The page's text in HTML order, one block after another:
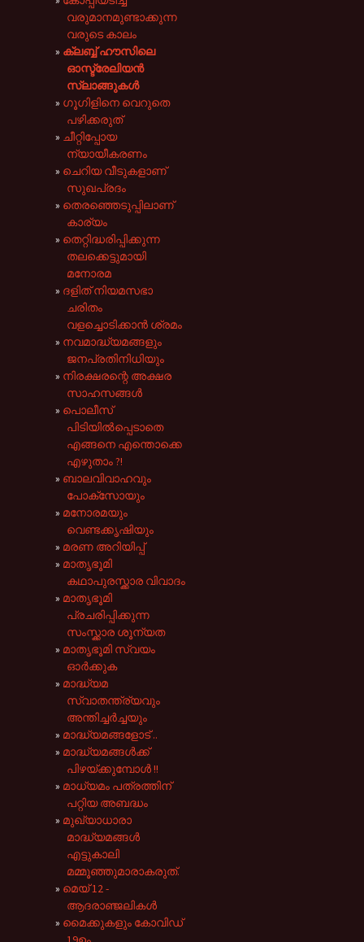
വരുമാനമുണ്ടാക്കുന്ന
വരുടെ കാലം
ക്ലബ്ബ് ഹൗസിലെ
ഓസ്ട്രേലിയൻ
സ്ലാങ്ങുകൾ
ഗൂഗിളിനെ വെറുതെ
പഴിക്കരുത്
ചീറ്റിപ്പോയ
ന്യായീകരണം
ചെറിയ വീടുകളാണ്
സുഖപ്രദം
തെരഞ്ഞെടുപ്പിലാണ്
കാര്യം
തെറ്റിദ്ധരിപ്പിക്കുന്ന
തലക്കെട്ടുമായി
മനോരമ
ദളിത് നിയമസഭാ
ചരിതം
വളച്ചൊടിക്കാൻ ശ്രമം
നവമാദ്ധ്യമങ്ങളും
ജനപ്രതിനിധിയും
നിരക്ഷരന്റെ അക്ഷര
സാഹസങ്ങൾ
പൊലീസ്
പിടിയിൽപ്പെടാതെ
എങ്ങനെ എന്തൊക്കെ
എഴുതാം ?!
ബാലവിവാഹവും
പോക്സോയും
മനോരമയും
വെണ്ടക്കൃഷിയും
മരണ അറിയിപ്പ്
മാതൃഭൂമി
കഥാപുരസ്ക്കാര വിവാദം
മാതൃഭൂമി
പ്രചരിപ്പിക്കുന്ന
സംസ്ക്കാര ശൂന്യത
മാതൃഭൂമി സ്വയം
ഓർക്കുക
മാദ്ധ്യമ
സ്വാതന്ത്ര്യവും
അന്തിച്ചർച്ചയും
മാദ്ധ്യമങ്ങളോട് ..
മാദ്ധ്യമങ്ങൾക്ക്
പിഴയ്ക്കുമ്പോൾ !!
മാധ്യമം പത്രത്തിന്
പറ്റിയ അബദ്ധം
മുഖ്യാധാരാ
മാദ്ധ്യമങ്ങൾ
എട്ടുകാലി
മമ്മൂഞ്ഞുമാരാകരുത്.
മെയ് 12 -
ആദരാഞ്ജലികൾ
മൈക്കുകളും കോവിഡ്